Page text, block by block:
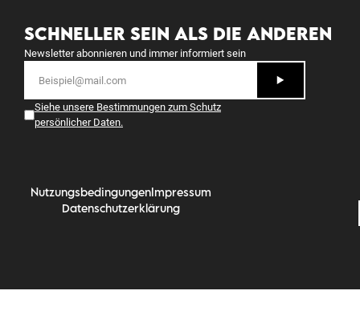
SCHNELLER SEIN ALS DIE ANDEREN
Newsletter abonnieren und immer informiert sein
Siehe unsere Bestimmungen zum Schutz
persönlicher Daten.
NutzungsbedingungenImpressum
Datenschutzerklärung